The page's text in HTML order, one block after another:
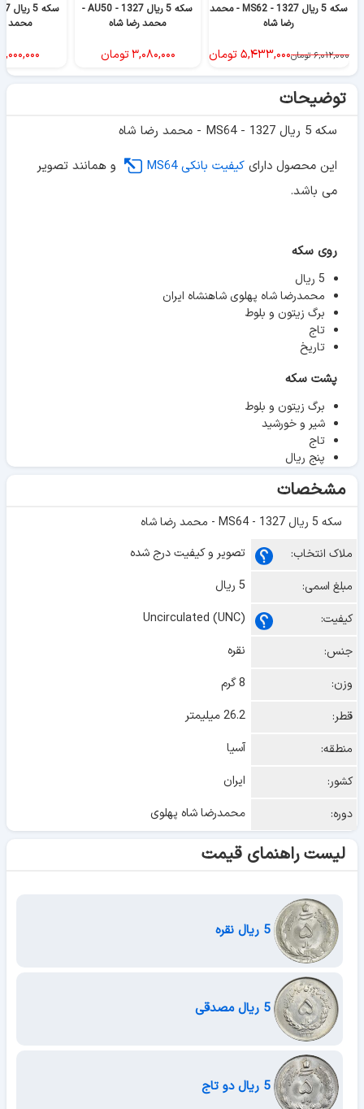
سکه 5 ریال 1327 - MS62 - محمد
رضا شاه
۶,۰۱۲,۰۰۰ تومان۵,۴۳۳,۰۰۰تومان
سکه 5 ریال 1327 - AU50 -
محمد رضا شاه
۳,۰۸۰,۰۰۰تومان
محمد
توضیحات
سکه 5 ریال 1327 - MS64 - محمد رضا شاه
این محصول دارای کیفیت بانکی MS64
و همانند تصویر
می باشد.
روی سکه
5 ریال
محمدرضا شاه پهلوی شاهنشاه ایران
برگ زیتون و بلوط
تاج
تاریخ
پشت سکه
برگ زیتون و بلوط
شیر و خورشید
تاج
پنج ریال
مشخصات
سکه 5 ریال 1327 - MS64 - محمد رضا شاه
ملاک انتخاب:
تصویر و کیفیت درج شده
مبلغ اسمی:
5 ریال
کیفیت:
Uncirculated (UNC)
جنس:
نقره
وزن:
8 گرم
قطر:
26.2 میلیمتر
منطقه:
آسیا
کشور:
ایران
دوره:
محمدرضا شاه پهلوی
لیست راهنمای قیمت
5 ریال نقره
5 ریال مصدقی
5 ریال دو تاج